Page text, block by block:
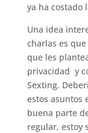
ya ha costado
Una idea
charlas es
que les
privacidad y
Sexting.
estos asuntos
buena parte
regular, estoy